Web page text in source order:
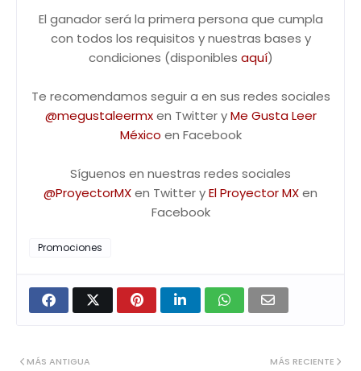
El ganador será la primera persona que cumpla
con todos los requisitos y nuestras bases y
condiciones (disponibles aquí)
Te recomendamos seguir a en sus redes sociales
@megustaleermxen Twitter yMe Gusta Leer
México en Facebook
Síguenos en nuestras redes sociales
@ProyectorMXen Twitter yEl Proyector MXen
Facebook
Promociones
MÁS RECIENTE
MÁS ANTIGUA